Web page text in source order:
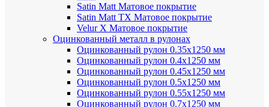
Satin МattМатовое покрытие
Satin Matt TX Матовое покрытие
Velur X Матовое покрытие
Оцинкованный металл в рулонах
Оцинкованный рулон 0.35х1250 мм
Оцинкованный рулон 0.4х1250 мм
Оцинкованный рулон 0.45х1250 мм
Оцинкованный рулон 0.5х1250 мм
Оцинкованный рулон 0.55х1250 мм
Оцинкованный рулон 0.7х1250 мм